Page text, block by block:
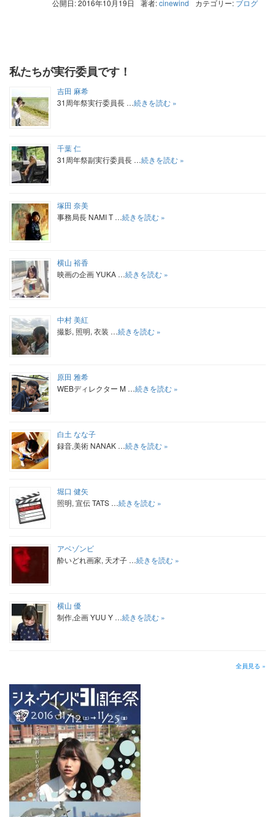
公開日: 2016年10月19日 著者:cinewind カテゴリー: ブログ
私たちが実行委員です！
吉田 麻希
31周年祭実行委員長 …続きを読む »
千葉 仁
31周年祭副実行委員長 …続きを読む »
塚田 奈美
事務局長 NAMI T …続きを読む »
横山 裕香
映画の企画 YUKA …続きを読む »
中村 美紅
撮影, 照明, 衣装 …続きを読む »
原田 雅希
WEBディレクター M …続きを読む »
白土 なな子
録音,美術 NANAK …続きを読む »
堀口 健矢
照明, 宣伝 TATS …続きを読む »
アベゾンビ
酔いどれ画家, 天才子 …続きを読む »
横山 優
制作,企画 YUU Y …続きを読む »
全員見る »